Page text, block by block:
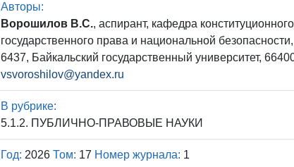
Авторы:
Ворошилов В.С., аспирант, кафедра
государственного права и национальной
6437, Байкальский государственный университет,
vsvoroshilov@yandex.ru
В рубрике:
5.1.2. ПУБЛИЧНО-ПРАВОВЫЕ НАУКИ
Год: 2026Том: 17 Номер журнала: 1